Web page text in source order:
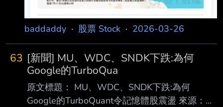
baddaddy · 股票 Stock · 2026-03-26
63 [新聞] MU、WDC、SNDK下跌:為何
Google的TurboQua
原文標題： MU、WDC、SNDK下跌:為何
Google的TurboQuant令記憶體股震盪 來源：